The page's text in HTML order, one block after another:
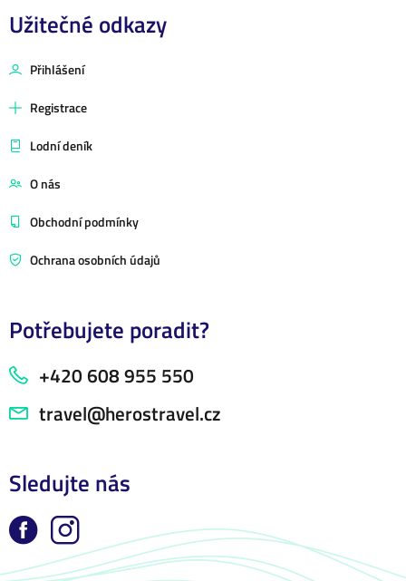
Užitečné odkazy
Přihlášení
Registrace
Lodní deník
O nás
Obchodní podmínky
Ochrana osobních údajů
Potřebujete poradit?
+420 608 955 550
travel@herostravel.cz
Sledujte nás